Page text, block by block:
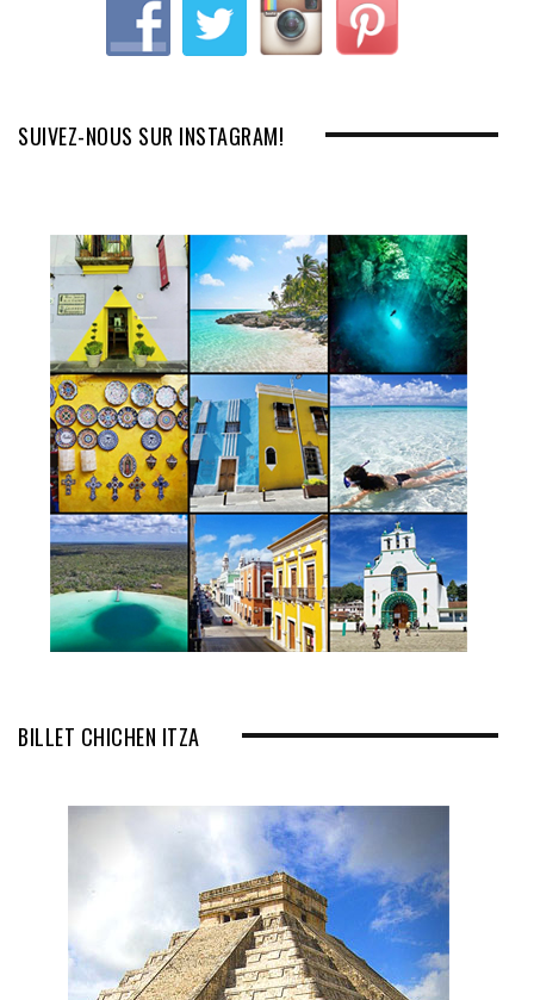
SUIVEZ-NOUS SUR INSTAGRAM!
BILLET CHICHEN ITZA